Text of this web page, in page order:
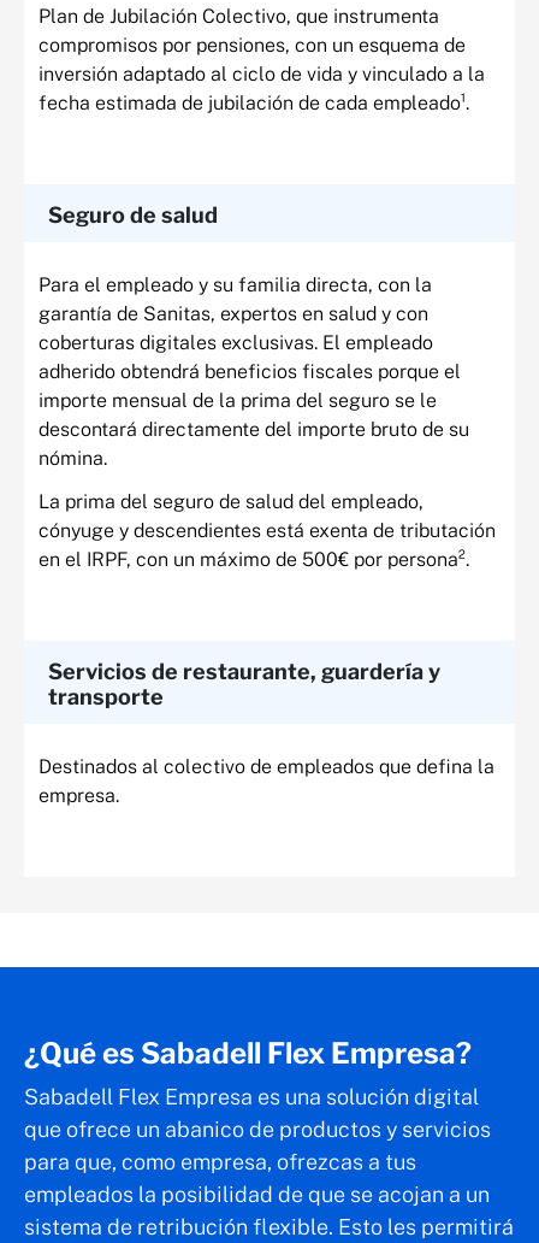
Plan de Jubilación Colectivo, que instrumenta
compromisos por pensiones, con un esquema de
inversión adaptado al ciclo de vida y vinculado a la
fecha estimada de jubilación de cada empleado¹.
Seguro de salud
Para el empleado y su familia directa, con la
garantía de Sanitas, expertos en salud y con
coberturas digitales exclusivas. El empleado
adherido obtendrá beneficios fiscales porque el
importe mensual de la prima del seguro se le
descontará directamente del importe bruto de su
nómina.
La prima del seguro de salud del empleado,
cónyuge y descendientes está exenta de tributación
en el IRPF, con un máximo de 500€ por persona².
Servicios de restaurante, guardería y
transporte
Destinados al colectivo de empleados que defina la
empresa.
¿Qué es Sabadell Flex Empresa?
Sabadell Flex Empresa es una solución digital
que ofrece un abanico de productos y servicios
para que, como empresa, ofrezcas a tus
empleados la posibilidad de que se acojan a un
sistema de retribución flexible. Esto les permitirá